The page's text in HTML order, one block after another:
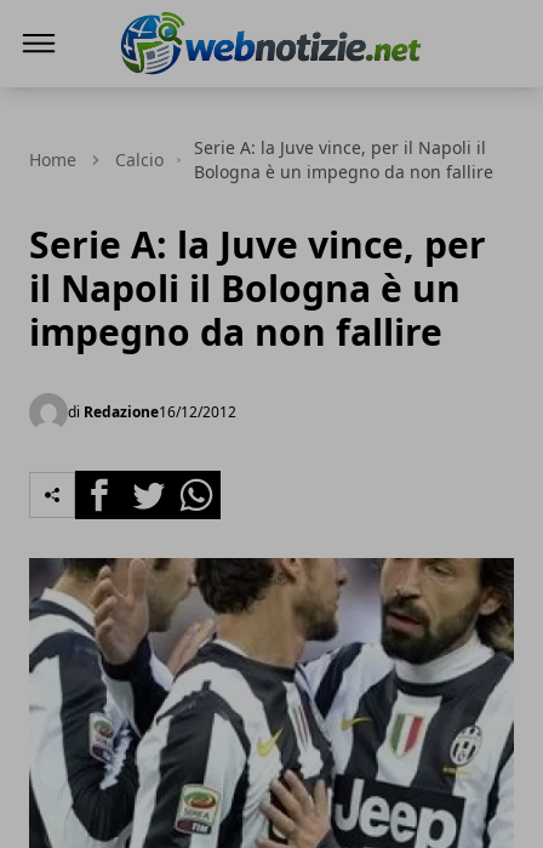
Home Calcio
Serie A: la Juve vince, per il Napoli il
Bologna è un impegno da non fallire
Serie A: la Juve vince, per
il Napoli il Bologna è un
impegno da non fallire
di Redazione16/12/2012
FacebookTwitterWhatsapp